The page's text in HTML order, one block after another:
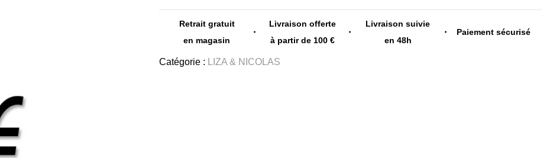
Retrait gratuit
en magasin
Livraison offerte
à partir de 100 €
Livraison suivie
en 48h
Paiement sécurisé
Catégorie : LIZA & NICOLAS